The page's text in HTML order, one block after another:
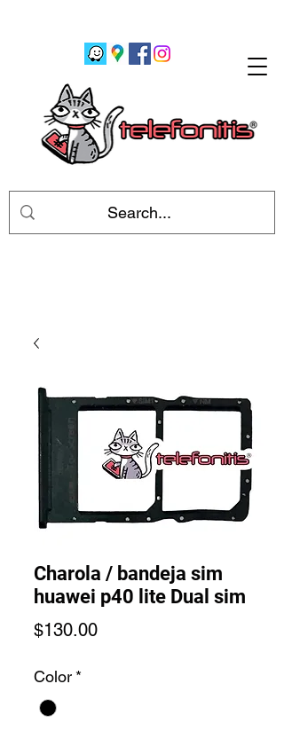
Charola / bandeja sim
huawei p40 lite Dual sim
$130.00Precio
Color *